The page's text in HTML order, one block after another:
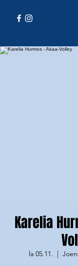
Karelia
la 05.11.
  |